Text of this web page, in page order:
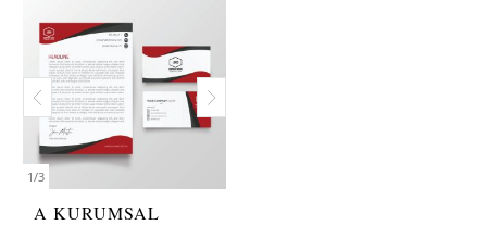
1/3
A KURUMSAL